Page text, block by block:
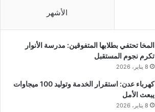
الأشهر
المخا تحتفي بطلابها المتفوقين: مدرسة الأنوار
تكرم نجوم المستقبل
8 يناير، 2026
كهرباء عدن: استقرار الخدمة وتوليد 100 ميجاوات
يبعث الأمل
8 يناير، 2026